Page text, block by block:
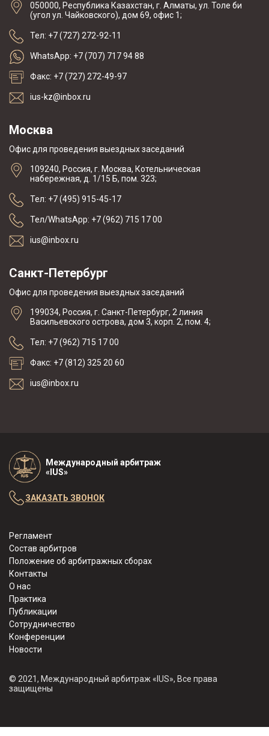
050000, Республика Казахстан, г. Алматы, ул. Толе би
(угол ул. Чайковского), дом 69, офис 1;
Тел: +7 (727) 272-92-11
WhatsApp: +7 (707) 717 94 88
Факс: +7 (727) 272-49-97
ius-kz@inbox.ru
Москва
Офис для проведения выездных заседаний
109240, Россия, г. Москва, Котельническая
набережная, д. 1/15 Б, пом. 323;
Тел: +7 (495) 915-45-17
Тел/WhatsApp: +7 (962) 715 17 00
ius@inbox.ru
Санкт-Петербург
Офис для проведения выездных заседаний
199034, Россия, г. Санкт-Петербург, 2 линия
Васильевского острова, дом 3, корп. 2, пом. 4;
Тел: +7 (962) 715 17 00
Факс: +7 (812) 325 20 60
ius@inbox.ru
Международный арбитраж
«IUS»
Регламент
Состав арбитров
Положение об арбитражных сборах
Контакты
О нас
Практика
Публикации
Сотрудничество
Конференции
Новости
© 2021, Международный арбитраж «IUS», Все права
защищены
ЗАКАЗАТЬ ЗВОНОК